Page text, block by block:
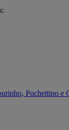
Pochettino e